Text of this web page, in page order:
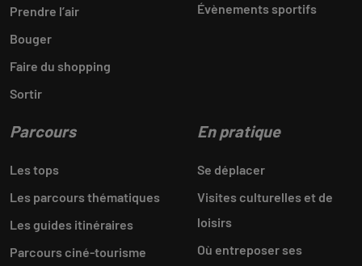
Prendre l’air
Bouger
Faire du shopping
Sortir
Évènements sportifs
Parcours
Les tops
Les parcours thématiques
Les guides itinéraires
Parcours ciné-tourisme
En pratique
Se déplacer
Visites culturelles et de
loisirs
Où entreposer ses